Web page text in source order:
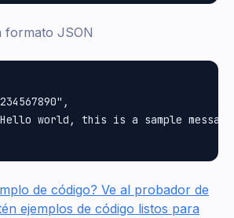
formato JSON
world, this is a sample
de código? Ve al probador de
ejemplos de código listos para